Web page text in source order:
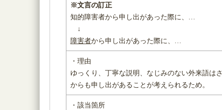
※文言の訂正
知的障害者から申し出があった際に、…
↓
障害者から申し出があった際に、…
・理由
ゆっくり、丁寧な説明、なじみのない外来語は
からも申し出があることが考えられるため。
・該当箇所